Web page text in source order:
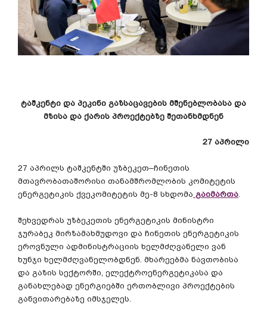
ტაშკენტი და პეკინი გაზსაცავების მშენებლობასა და
მზისა და ქარის პროექტებზე შეთანხმდნენ
27 აპრილი
27 აპრილს ტაშკენტში უზბეკეთ–ჩინეთის
მთავრობათაშორისი თანამშრომლობის კომიტეტის
ენერგეტიკის ქვეკომიტეტის მე-8 სხდომა გაიმართა.
შეხვედრას უზბეკეთის ენერგეტიკის მინისტრი
ჯურაბეკ მირზამახმუდოვი და ჩინეთის ენერგეტიკის
ეროვნული ადმინისტრაციის ხელმძღვანელი ვან
ხუნჯი ხელმძღვანელობდნენ. მხარეებმა ნავთობისა
და გაზის სექტორში, ელექტროენერგეტიკასა და
განახლებად ენერგიებში ერთობლივი პროექტების
განვითარებაზე იმსჯელეს.